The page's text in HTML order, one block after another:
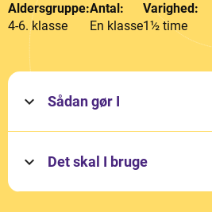
Aldersgruppe:
4-6. klasse
Antal:
En klasse
Varighed:
1½ time
Sådan gør I
Det skal I bruge